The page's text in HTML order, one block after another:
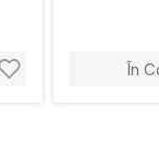
În